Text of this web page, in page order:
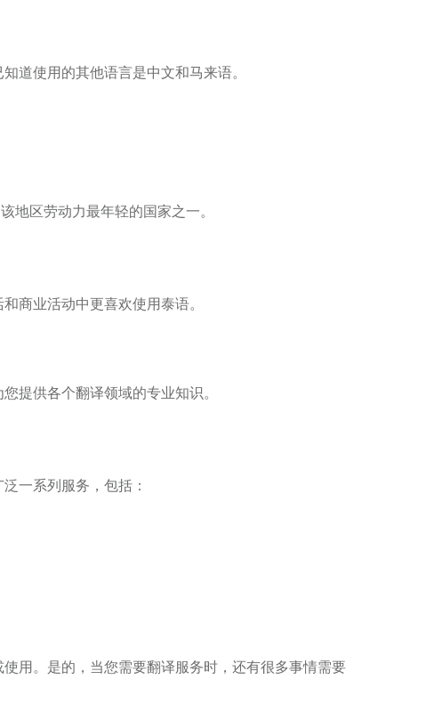
道使用的其他语言是中文和马来语。
地区劳动力最年轻的国家之一。
商业活动中更喜欢使用泰语。
提供各个翻译领域的专业知识。
一系列服务，包括：
用。是的，当您需要翻译服务时，还有很多事情需要